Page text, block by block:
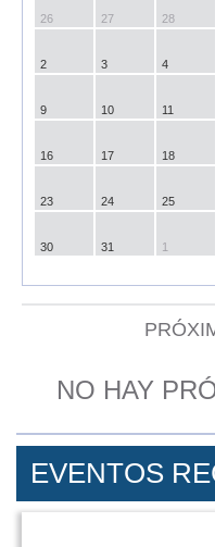
26 27 28
2 3 4
9 10 11
16 17 18
23 24 25
30 31 1
NO HAY
EVENTOS